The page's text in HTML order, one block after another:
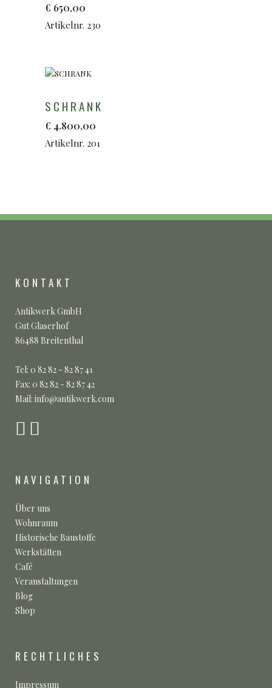
€ 650,00
Artikelnr. 230
SCHRANK
€ 4.800,00
Artikelnr. 201
KONTAKT
Antikwerk GmbH
Gut Glaserhof
86488 Breitenthal
Tel: 0 82 82 - 82 87 41
Fax: 0 82 82 - 82 87 42
Mail: info@antikwerk.com
NAVIGATION
Über uns
Wohnraum
Historische Baustoffe
Werkstätten
Café
Veranstaltungen
Blog
Shop
RECHTLICHES
Impressum